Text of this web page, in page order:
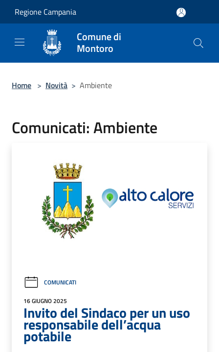
Regione Campania
Comune di
Montoro
Home > Novità > Ambiente
Comunicati: Ambiente
COMUNICATI
16 GIUGNO 2025
Invito del Sindaco per un uso
responsabile dell’acqua
potabile